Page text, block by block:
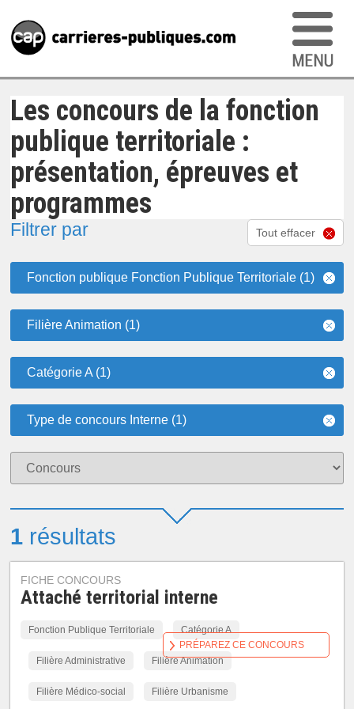
Les concours de la fonction
publique territoriale :
présentation, épreuves et
programmes
Filtrer par Tout effacer
Fonction publique Fonction Publique Territoriale (1)
Filière Animation (1)
Catégorie A (1)
Type de concours Interne (1)
1 résultats
FICHE CONCOURS
Attaché territorial interne
Fonction Publique Territoriale Catégorie A
Filière Administrative Filière Animation
Filière Médico-social Filière Urbanisme
PRÉPAREZ CE CONCOURS